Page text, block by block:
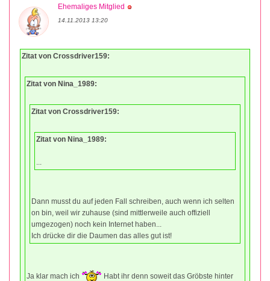
Ehemaliges Mitglied
14.11.2013 13:20
Zitat von Crossdriver159:
Zitat von Nina_1989:
Zitat von Crossdriver159:
Zitat von Nina_1989:
...
Dann musst du auf jeden Fall schreiben, auch wenn ich selten
on bin, weil wir zuhause (sind mittlerweile auch offiziell
umgezogen) noch kein Internet haben...
Ich drücke dir die Daumen das alles gut ist!
Ja klar mach ich
Habt ihr denn soweit das Gröbste hinter